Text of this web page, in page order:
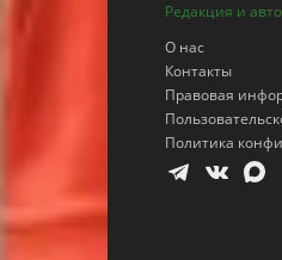
Редакция и
О нас
Контакты
Правовая
Политика